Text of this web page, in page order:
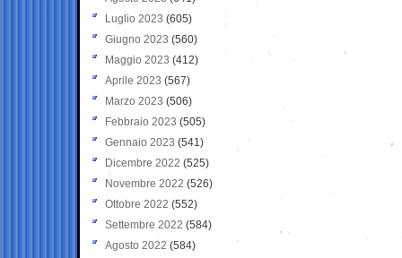
Luglio 2023 (605)
Giugno 2023 (560)
Maggio 2023 (412)
Aprile 2023 (567)
Marzo 2023 (506)
Febbraio 2023 (505)
Gennaio 2023 (541)
Dicembre 2022 (525)
Novembre 2022 (526)
Ottobre 2022 (552)
Settembre 2022 (584)
Agosto 2022 (584)